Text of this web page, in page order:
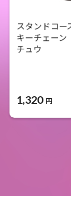
スタンドコー
キーチェー
チュウ
1,320 円